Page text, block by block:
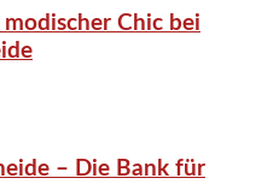
Chic bei
– Die Bank für